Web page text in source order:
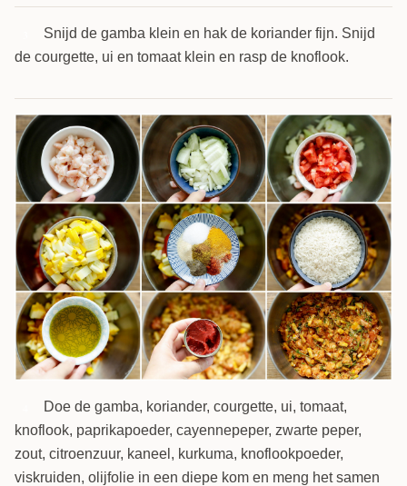
Snijd de gamba klein en hak de koriander fijn. Snijd
de courgette, ui en tomaat klein en rasp de knoflook.
Doe de gamba, koriander, courgette, ui, tomaat,
knoflook, paprikapoeder, cayennepeper, zwarte peper,
zout, citroenzuur, kaneel, kurkuma, knoflookpoeder,
viskruiden, olijfolie in een diepe kom en meng het samen